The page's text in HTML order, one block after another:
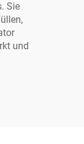
Sie
und